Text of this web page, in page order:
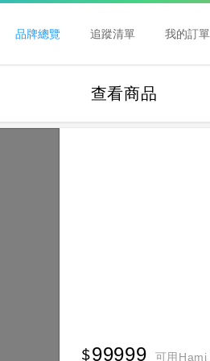
品牌總覽 追蹤清單 我的訂單
查看商品
99999 可用